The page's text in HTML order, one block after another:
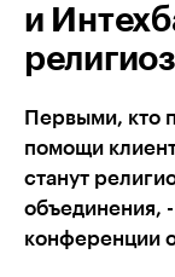
и
Первыми, кто
помощи
станут
объединения,
конференции